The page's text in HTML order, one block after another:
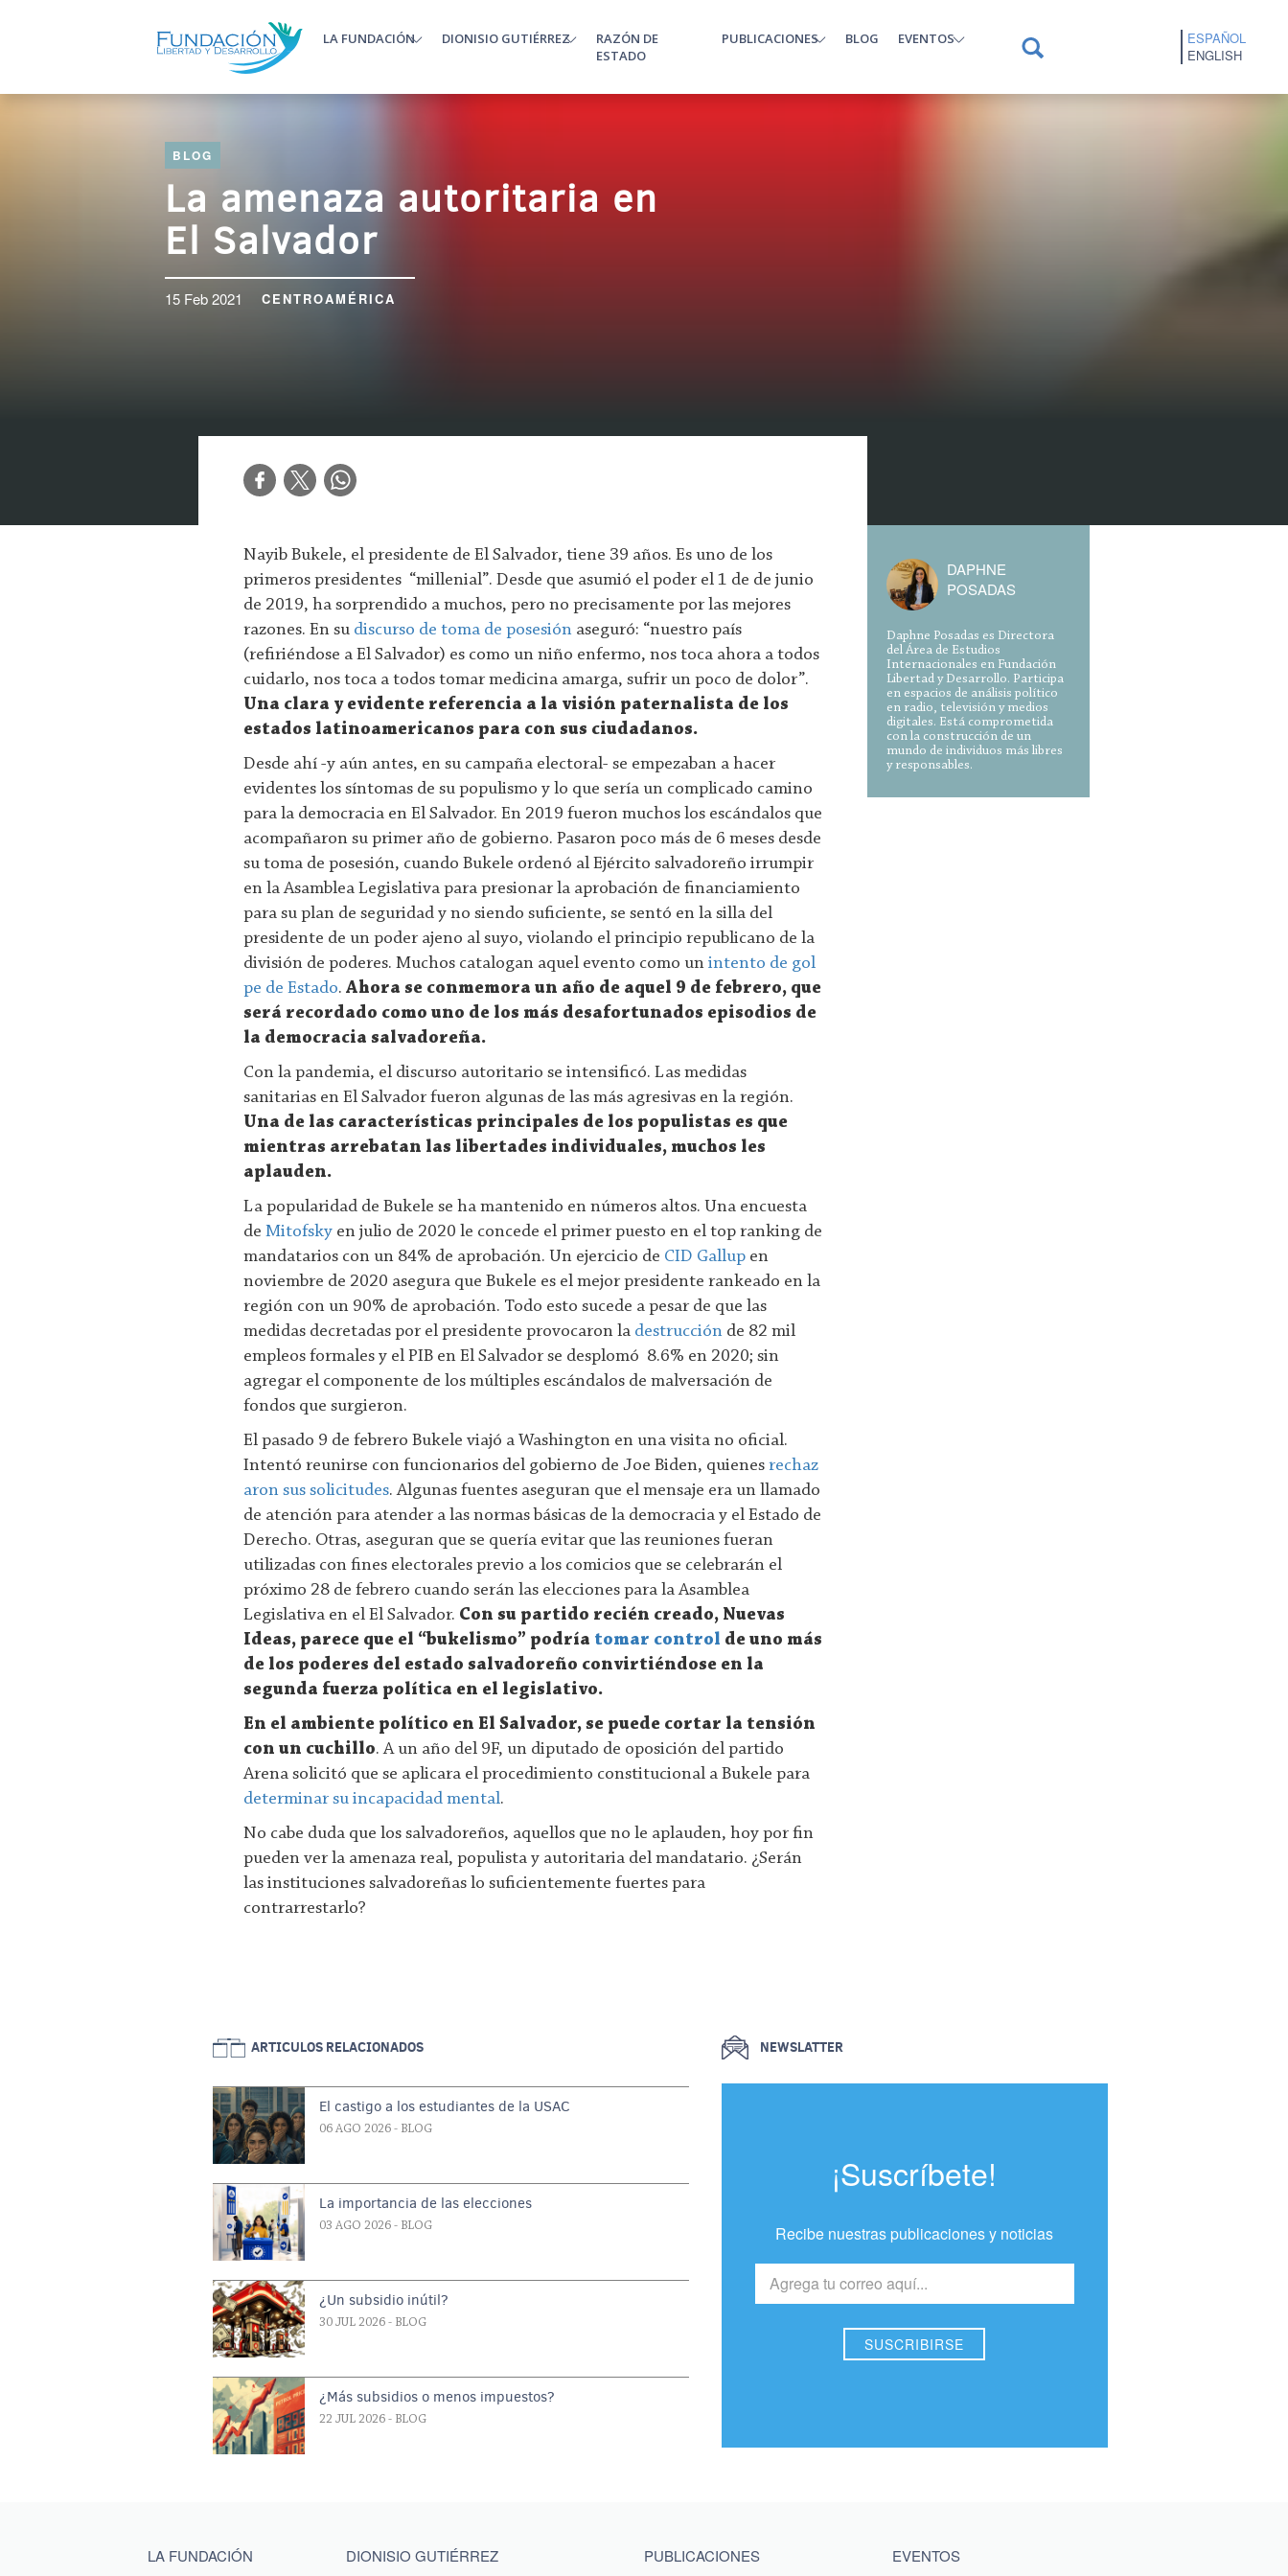
LA FUNDACIÓN DIONISIO GUTIÉRREZ
RAZÓN DE
ESTADO
PUBLICACIONES BLOG EVENTOS
ESPAÑOL
ENGLISH
BLOG
La amenaza autoritaria en
El Salvador
15 Feb 2021 CENTROAMÉRICA
Nayib Bukele, el presidente de El Salvador, tiene 39 años. Es uno de los
primeros presidentes “millenial”. Desde que asumió el poder el 1 de de junio
de 2019, ha sorprendido a muchos, pero no precisamente por las mejores
razones. En su discurso de toma de posesiónaseguró: “nuestro país
(refiriéndose a El Salvador) es como un niño enfermo, nos toca ahora a todos
cuidarlo, nos toca a todos tomar medicina amarga, sufrir un poco de dolor”.
Una clara y evidente referencia a la visión paternalista de los
estados latinoamericanos para con sus ciudadanos.
Desde ahí -y aún antes, en su campaña electoral- se empezaban a hacer
evidentes los síntomas de su populismo y lo que sería un complicado camino
para la democracia en El Salvador. En 2019 fueron muchos los escándalos que
acompañaron su primer año de gobierno. Pasaron poco más de 6 meses desde
su toma de posesión, cuando Bukele ordenó al Ejército salvadoreño irrumpir
en la Asamblea Legislativa para presionar la aprobación de financiamiento
para su plan de seguridad y no siendo suficiente, se sentó en la silla del
presidente de un poder ajeno al suyo, violando el principio republicano de la
división de poderes. Muchos catalogan aquel evento como unintento de gol
pe de Estado. Ahora se conmemora un año de aquel 9 de febrero, que
será recordado como uno de los más desafortunados episodios de
la democracia salvadoreña.
Con la pandemia, el discurso autoritario se intensificó. Las medidas
sanitarias en El Salvador fueron algunas de las más agresivas en la región.
Una de las características principales de los populistas es que
mientras arrebatan las libertades individuales, muchos les
aplauden.
La popularidad de Bukele se ha mantenido en números altos. Una encuesta
de Mitofskyen julio de 2020 le concede el primer puesto en el top ranking de
mandatarios con un 84% de aprobación. Un ejercicio de CID Gallupen
noviembre de 2020 asegura que Bukele es el mejor presidente rankeado en la
región con un 90% de aprobación. Todo esto sucede a pesar de que las
medidas decretadas por el presidente provocaron la destrucciónde 82 mil
empleos formales y el PIB en El Salvador se desplomó 8.6% en 2020; sin
agregar el componente de los múltiples escándalos de malversación de
fondos que surgieron.
El pasado 9 de febrero Bukele viajó a Washington en una visita no oficial.
Intentó reunirse con funcionarios del gobierno de Joe Biden, quienesrechaz
aron sus solicitudes. Algunas fuentes aseguran que el mensaje era un llamado
de atención para atender a las normas básicas de la democracia y el Estado de
Derecho. Otras, aseguran que se quería evitar que las reuniones fueran
utilizadas con fines electorales previo a los comicios que se celebrarán el
próximo 28 de febrero cuando serán las elecciones para la Asamblea
Legislativa en el El Salvador. Con su partido recién creado, Nuevas
Ideas, parece que el “bukelismo” podría tomar control de uno más
de los poderes del estado salvadoreño convirtiéndose en la
segunda fuerza política en el legislativo.
En el ambiente político en El Salvador, se puede cortar la tensión
con un cuchillo. A un año del 9F, un diputado de oposición del partido
Arena solicitó que se aplicara el procedimiento constitucional a Bukele para
determinar su incapacidad mental.
No cabe duda que los salvadoreños, aquellos que no le aplauden, hoy por fin
pueden ver la amenaza real, populista y autoritaria del mandatario. ¿Serán
las instituciones salvadoreñas lo suficientemente fuertes para
contrarrestarlo?
DAPHNE
POSADAS
Daphne Posadas es Directora
del Área de Estudios
Internacionales en Fundación
Libertad y Desarrollo. Participa
en espacios de análisis político
en radio, televisión y medios
digitales. Está comprometida
con la construcción de un
mundo de individuos más libres
y responsables.
ARTICULOS RELACIONADOS
El castigo a los estudiantes de la USAC
06 AGO 2026 - BLOG
La importancia de las elecciones
03 AGO 2026 - BLOG
¿Un subsidio inútil?
30 JUL 2026 - BLOG
¿Más subsidios o menos impuestos?
22 JUL 2026 - BLOG
NEWSLATTER
¡Suscríbete!
Recibe nuestras publicaciones y noticias
Main menu footer
LA FUNDACIÓN DIONISIO GUTIÉRREZ PUBLICACIONES EVENTOS